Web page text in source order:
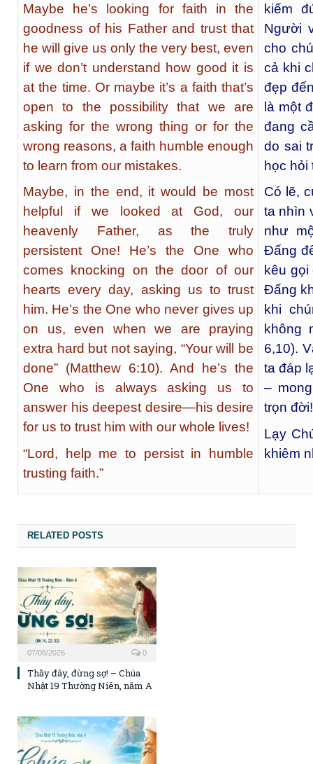
Maybe he’s looking for faith in the
goodness of his Father and trust that
he will give us only the very best, even
if we don’t understand how good it is
at the time. Or maybe it’s a faith that’s
open to the possibility that we are
asking for the wrong thing or for the
wrong reasons, a faith humble enough
to learn from our mistakes.
Maybe, in the end, it would be most
helpful if we looked at God, our
heavenly Father, as the truly
persistent One! He’s the One who
comes knocking on the door of our
hearts every day, asking us to trust
him. He’s the One who never gives up
on us, even when we are praying
extra hard but not saying, “Your will be
done” (Matthew 6:10). And he’s the
One who is always asking us to
answer his deepest desire—his desire
for us to trust him with our whole lives!
“Lord, help me to persist in humble
trusting faith.”
kiếm
Người
cho
cả khi
đẹp
là một
đang
do sai
học hỏi
Có lẽ,
ta nhìn
như
Đấng
kêu
Đấng
khi
không
6,10).
ta đáp
–
trọn đời!
Lạy
khiêm
RELATED POSTS
07/08/2026 0
Thầy đây, đừng sợ! – Chúa
Nhật 19 Thường Niên, năm A